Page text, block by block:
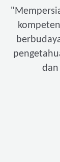
"
dan